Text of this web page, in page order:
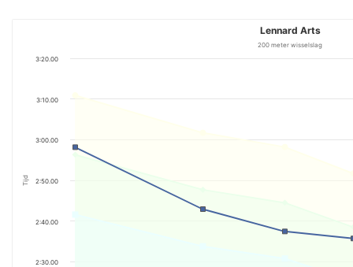
Tijd
Lennard Arts
200 meter wisselslag
2:30.00
2:40.00
2:50.00
3:00.00
3:10.00
3:20.00